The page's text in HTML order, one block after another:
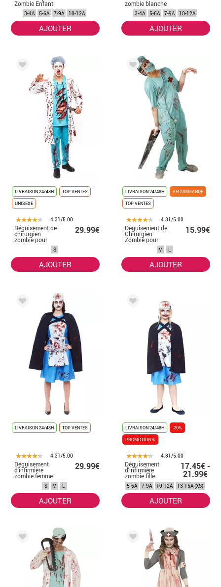
Zombie Enfant
3-4A 5-6A 7-9A 10-12A
AJOUTER
zombie blanche
fille3-4A 5-6A 7-9A 10-12A
AJOUTER
LIVRAISON 24/48H
TOP VENTES
UNISEXE
4.31/5.00
Déguisement de
chirurgien
zombie pour
29.99€
S
AJOUTER
LIVRAISON 24/48H
RECOMMANDÉ
TOP VENTES
4.31/5.00
Déguisement de
Chirurgien
Zombie pour
15.99€
M L
AJOUTER
LIVRAISON 24/48H TOP VENTES
4.31/5.00
Déguisement
d'infirmière
zombie femme
29.99€
S M L
AJOUTER
LIVRAISON 24/48H
-20%
PROMOTION %
4.31/5.00
Déguisement
d'infirmière
zombie fille
17.45€ -
21.99€
5-6A 7-9A 10-12A 13-15A (XS)
AJOUTER